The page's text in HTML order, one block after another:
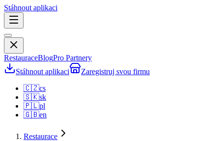
Stáhnout aplikaci
RestauraceBlogPro Partnery
Stáhnout aplikaci
Zaregistruj svou firmu
🇨🇿cs
🇸🇰sk
🇵🇱pl
🇬🇧en
Restaurace